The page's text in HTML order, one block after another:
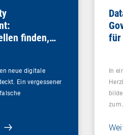
finden,
neue digitale
Ein vergessener
für
In